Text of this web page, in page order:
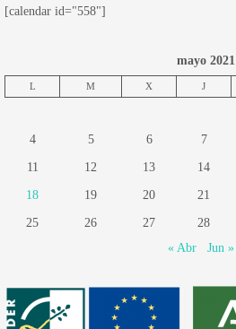
[calendar id="558"]
mayo 2021
L M X J
4 5 6 7
11 12 13 14
18 19 20 21
25 26 27 28
« Abr
Jun »